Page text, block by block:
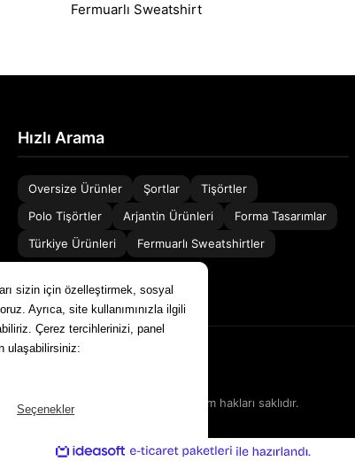
Fermuarlı Sweatshirt
Hızlı Arama
Oversize Ürünler Şortlar
Tişörtler
Polo Tişörtler
Arjantin Ürünleri
Forma Tasarımlar
Türkiye Ürünleri
Fermuarlı Sweatshirtler
© 2025 NSJ Sportive. Tüm hakları saklıdır.
ideasoft e-